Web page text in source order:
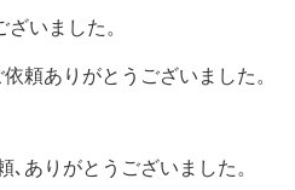
いました。
頼ありがとうございました。
､ありがとうございました。